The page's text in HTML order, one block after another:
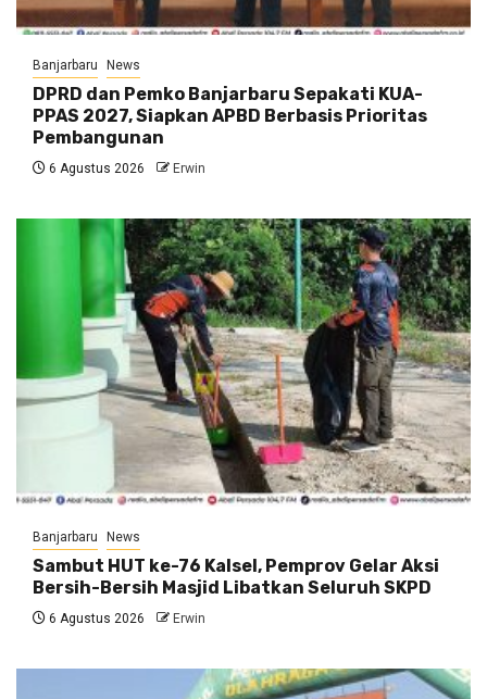
Banjarbaru News
DPRD dan Pemko Banjarbaru Sepakati KUA-
PPAS 2027, Siapkan APBD Berbasis Prioritas
Pembangunan
6 Agustus 2026 Erwin
Banjarbaru News
Sambut HUT ke-76 Kalsel, Pemprov Gelar Aksi
Bersih-Bersih Masjid Libatkan Seluruh SKPD
6 Agustus 2026 Erwin